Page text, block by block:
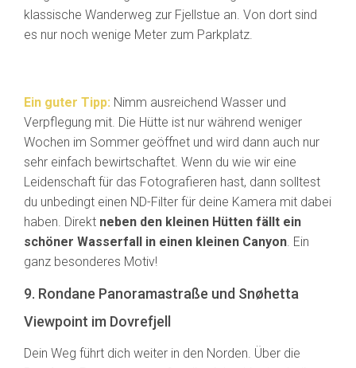
klassische Wanderweg zur Fjellstue an. Von dort sind
es nur noch wenige Meter zum Parkplatz.
Ein guter Tipp: Nimm ausreichend Wasser und
Verpflegung mit. Die Hütte ist nur während weniger
Wochen im Sommer geöffnet und wird dann auch nur
sehr einfach bewirtschaftet. Wenn du wie wir eine
Leidenschaft für das Fotografieren hast, dann solltest
du unbedingt einen ND-Filter für deine Kamera mit dabei
haben. Direkt neben den kleinen Hütten fällt ein
schöner Wasserfall in einen kleinen Canyon. Ein
ganz besonderes Motiv!
9. Rondane Panoramastraße und Snøhetta
Viewpoint im Dovrefjell
Dein Weg führt dich weiter in den Norden. Über die